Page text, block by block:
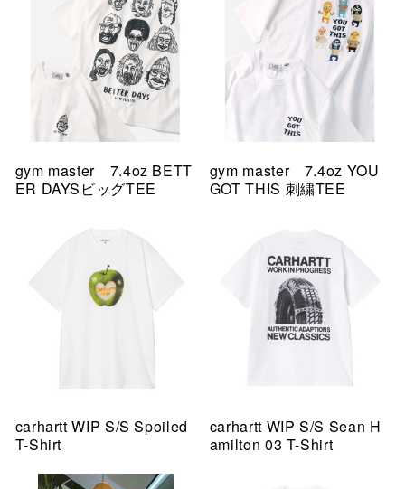
gym master 7.4oz BETT
ER DAYSビッグTEE
gym master 7.4oz YOU
GOT THIS 刺繍TEE
carhartt WIP S/S Spoiled
T-Shirt
carhartt WIP S/S Sean H
amilton 03 T-Shirt